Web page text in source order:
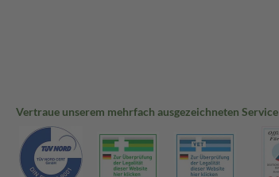
Vertraue unserem mehrfach ausgezeichneten Service